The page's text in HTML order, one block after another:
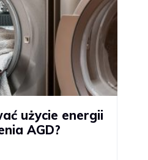
użycie energii
AGD?